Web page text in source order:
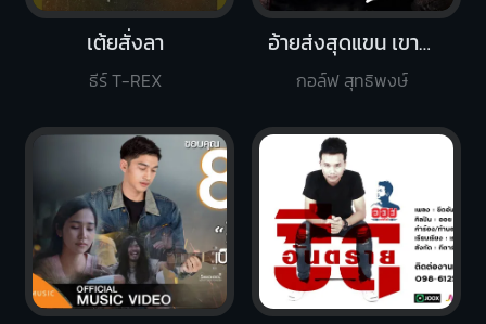
เต้ยสั่งลา
ธีร์ T-REX
อ้ายส่งสุดแขน เขาแทงสุดโคน
กอล์ฟ สุทธิพงษ์